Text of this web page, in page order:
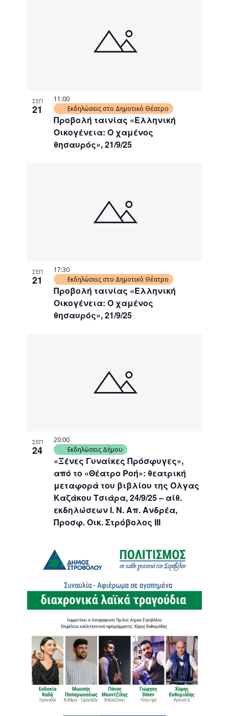
ΣΕΠ
21
Προβολή ταινίας «Ελληνική
Οικογένεια: Ο χαμένος
θησαυρός», 21/9/25
11:00
Εκδηλώσεις στο Δημοτικό Θέατρο
ΣΕΠ
21
Προβολή ταινίας «Ελληνική
Οικογένεια: Ο χαμένος
θησαυρός», 21/9/25
17:30
Εκδηλώσεις στο Δημοτικό Θέατρο
ΣΕΠ
24
«Ξένες Γυναίκες Πρόσφυγες»,
από το «Θέατρο Ροή»: θεατρική
μεταφορά του βιβλίου της Όλγας
Καζάκου Τσιάρα, 24/9/25 – αίθ.
εκδηλώσεων Ι. Ν. Απ. Ανδρέα,
Προσφ. Οικ. Στρόβολος ΙΙΙ
20:00
Εκδηλώσεις Δήμου